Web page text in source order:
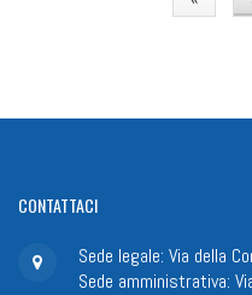
CONTATTACI
Sede legale: Via della
Sede amministrativa: